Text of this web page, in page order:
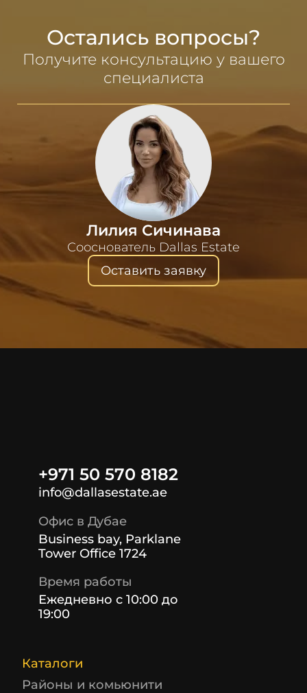
Остались вопросы?
Получите консультацию у вашего
специалиста
Лилия Сичинава
Сооснователь Dallas Estate
Оставить заявку
+971 50 570 8182
info@dallasestate.ae
Офис в Дубае
Business bay, Parklane
Tower Office 1724
Время работы
Ежедневно с 10:00 до
19:00
Каталоги
Районы и комьюнити